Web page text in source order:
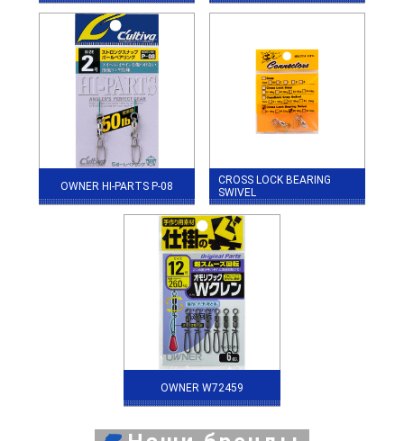
OWNER HI-PARTS P-08
CROSS LOCK BEARING
SWIVEL
OWNER W72459